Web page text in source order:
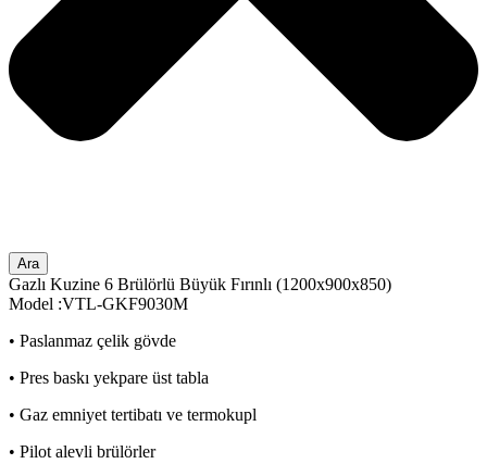
Ara
Gazlı Kuzine 6 Brülörlü Büyük Fırınlı (1200x900x850)
Model :VTL-GKF9030M
• Paslanmaz çelik gövde
• Pres baskı yekpare üst tabla
• Gaz emniyet tertibatı ve termokupl
• Pilot alevli brülörler